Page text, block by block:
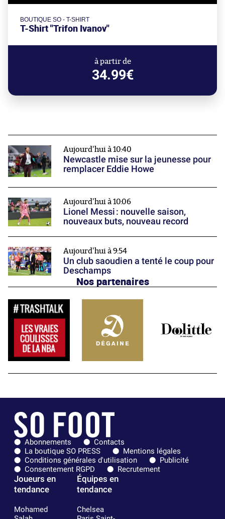
BOUTIQUE SO - T-SHIRT
T-Shirt "Trifon Ivanov"
à partir de
34.99€
Aujourd'hui à 10:40
Newcastle mise sur la jeunesse pour
remplacer Eddie Howe
Aujourd'hui à 10:06
Lionel Messi : nouvelle saison,
nouveaux buts, nouveau record
Aujourd'hui à 9:54
Un club saoudien a tenté le coup pour
Deschamps
Nos partenaires
Abonnements
Contacts
La boutique SO PRESS
Mentions légales
Conditions générales d'utilisation
Publicité
Consentement RGPD
Recrutement
Joueurs en
tendance
Mohamed
Équipes en
tendance
Chelsea